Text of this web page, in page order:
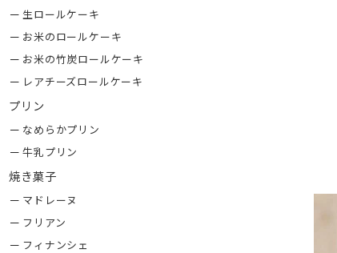
生ロールケーキ
お米のロールケーキ
お米の竹炭ロールケーキ
レアチーズロールケーキ
プリン
なめらかプリン
牛乳プリン
焼き菓子
マドレーヌ
フリアン
フィナンシェ